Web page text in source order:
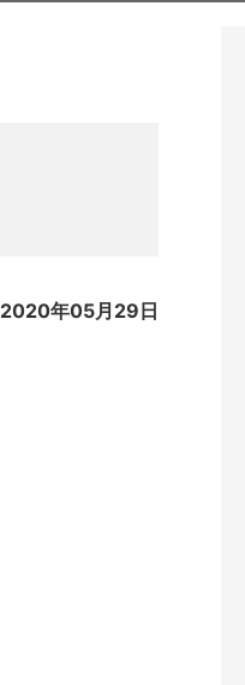
2020年05月29日